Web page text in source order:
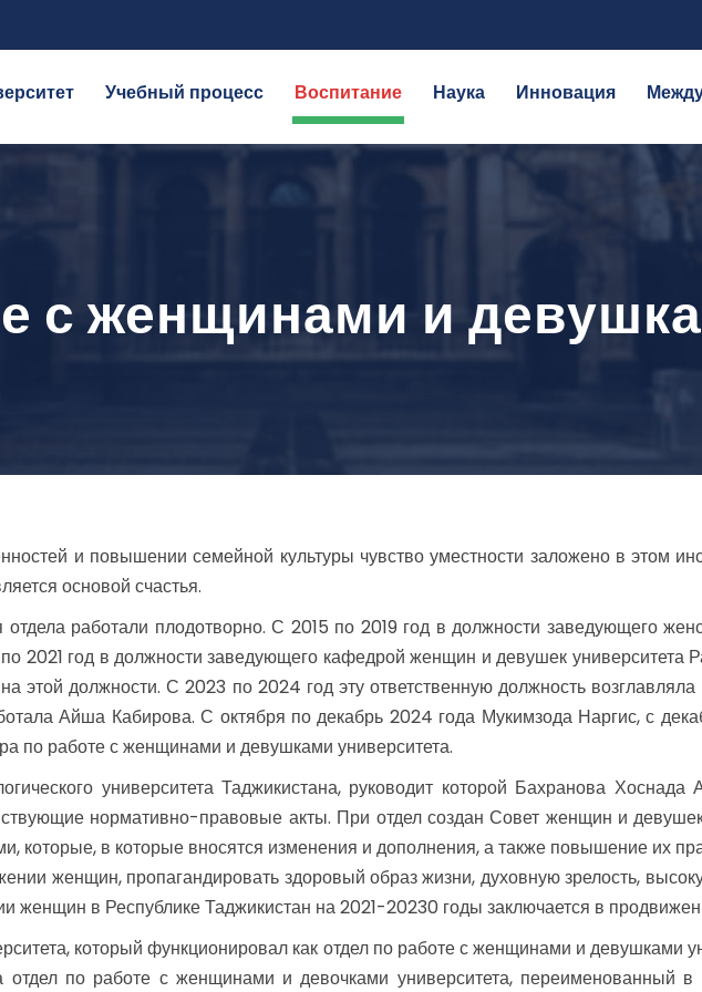
Учебный процесс Воспитание Наука Инновация
с женщинами и
и повышении семейной культуры чувство уместности заложено в этом
основой счастья.
работали плодотворно. С 2015 по 2019 год в должности заведующего
2021 год в должности заведующего кафедрой женщин и девушек университета
этой должности. С 2023 по 2024 год эту ответственную должность
Айша Кабирова. С октября по декабрь 2024 года Мукимзода Наргис, с
по работе с женщинами и девушками университета.
университета Таджикистана, руководит которой Бахранова Хоснада
нормативно-правовые акты. При отдел создан Совет женщин и девушек
которые, в которые вносятся изменения и дополнения, а также повышение их
женщин, пропагандировать здоровый образ жизни, духовную зрелость,
женщин в Республике Таджикистан на 2021-20230 годы заключается в
который функционировал как отдел по работе с женщинами и девушками
отдел по работе с женщинами и девочками университета, переименованный